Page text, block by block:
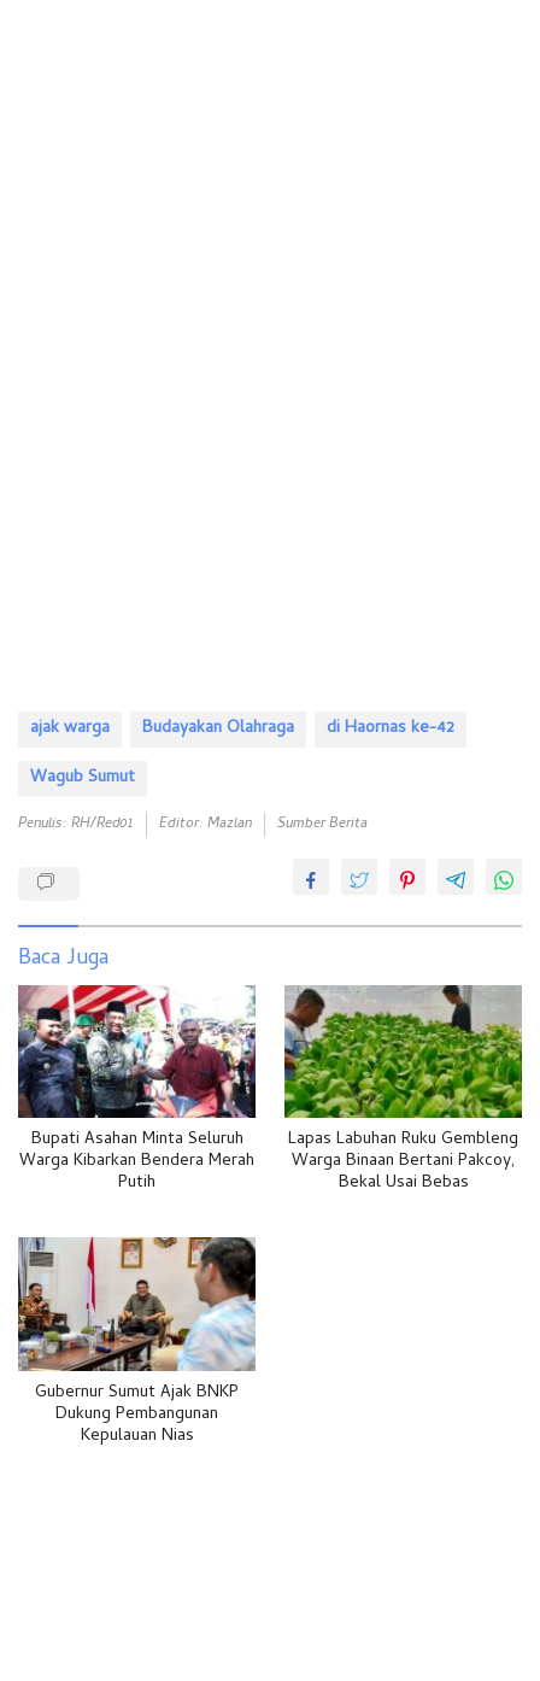
ajak warga Budayakan Olahraga
di Haornas ke-42
Wagub Sumut
Penulis: RH/red01 Editor: Mazlan Sumber Berita
Baca Juga
Bupati Asahan Minta Seluruh
Warga Kibarkan Bendera Merah
Putih
Lapas Labuhan Ruku Gembleng
Warga Binaan Bertani Pakcoy,
Bekal Usai Bebas
Gubernur Sumut Ajak BNKP
Dukung Pembangunan
Kepulauan Nias